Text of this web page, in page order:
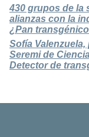
430 grupos de la
alianzas con la
¿Pan
Sofía
Seremi de
Detector de